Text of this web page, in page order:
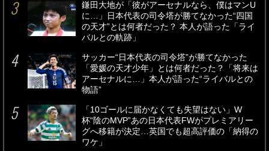
鎌田大地が「彼がアーセナルなら、僕はマンU
に…」日本代表の司令塔が勝てなかった“四国
の天才”とは何者だった？ 本人が語った「ライ
バルとの軌跡」
サッカー“日本代表の司令塔”が勝てなかった
「愛媛の天才少年」とは何者だった？「将来は
アーセナルに…」本人が語った“ライバルとの
物語”
「10ゴールに届かなくても失望はない」W
杯“陰のMVP”あの日本代表FWがプレミアリー
グへ移籍が決定…英国でも超高評価の「納得の
ワケ」